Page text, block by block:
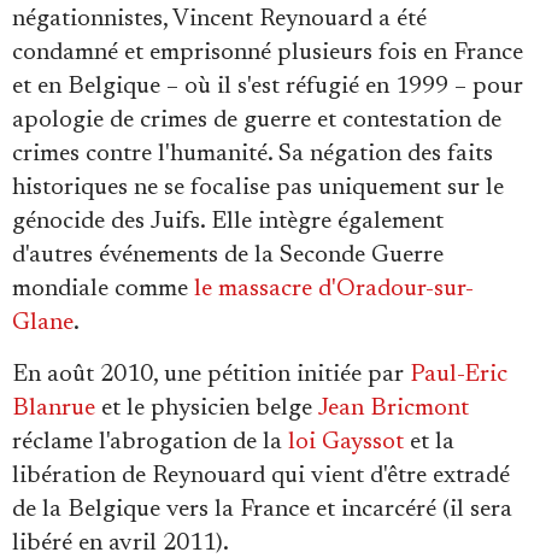
négationnistes, Vincent Reynouard a été
condamné et emprisonné plusieurs fois en France
et en Belgique – où il s'est réfugié en 1999 – pour
apologie de crimes de guerre et contestation de
crimes contre l'humanité. Sa négation des faits
historiques ne se focalise pas uniquement sur le
génocide des Juifs. Elle intègre également
d'autres événements de la Seconde Guerre
mondiale comme le massacre d'Oradour-sur-
Glane.
En août 2010, une pétition initiée par Paul-Eric
Blanrue et le physicien belge Jean Bricmont
réclame l'abrogation de la loi Gayssot et la
libération de Reynouard qui vient d'être extradé
de la Belgique vers la France et incarcéré (il sera
libéré en avril 2011).